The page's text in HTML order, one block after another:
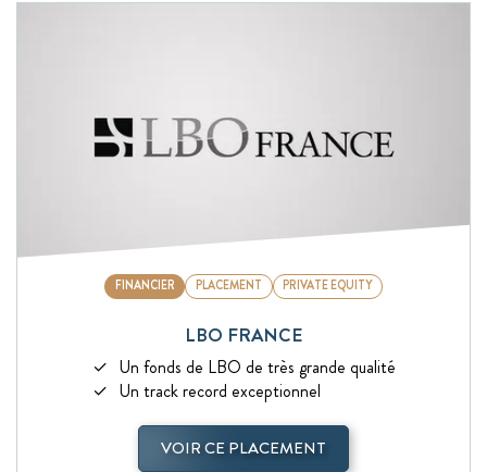
PLACEMENT PRIVATE EQUITY
FINANCIER
LBO FRANCE
Un fonds de LBO de très grande qualité
Un track record exceptionnel
VOIR CE PLACEMENT